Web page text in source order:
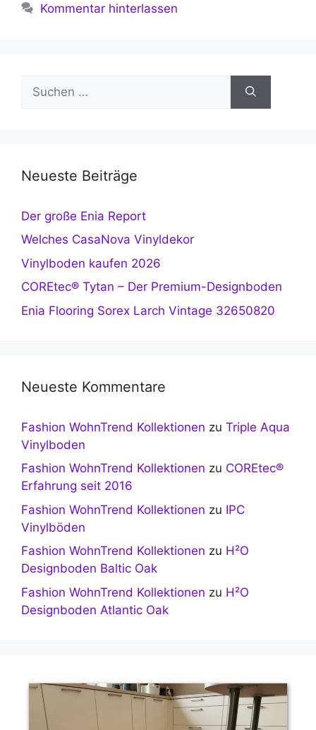
Kommentar hinterlassen
nach:
Neueste Beiträge
Der große Enia Report
Welches CasaNova Vinyldekor
Vinylboden kaufen 2026
COREtec® Tytan – Der Premium-Designboden
Enia Flooring Sorex Larch Vintage 32650820
Neueste Kommentare
Fashion WohnTrend Kollektionen zu Triple Aqua
Vinylboden
Fashion WohnTrend Kollektionen zu COREtec®
Erfahrung seit 2016
Fashion WohnTrend Kollektionen zu IPC
Vinylböden
Fashion WohnTrend Kollektionen zu H²O
Designboden Baltic Oak
Fashion WohnTrend Kollektionen zu H²O
Designboden Atlantic Oak